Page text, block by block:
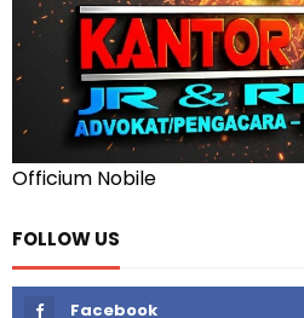
Officium Nobile
FOLLOW US
Facebook